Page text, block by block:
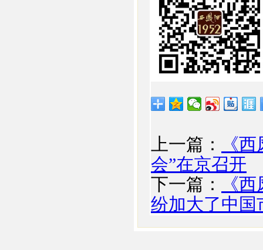
上一篇：
《
会”在京召开
下一篇：
《
纷加大了中国